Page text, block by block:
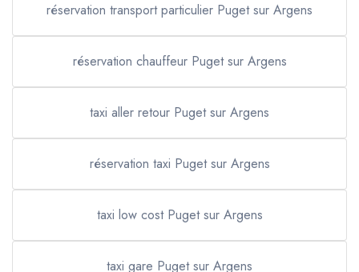
réservation transport particulier Puget sur Argens
réservation chauffeur Puget sur Argens
taxi aller retour Puget sur Argens
réservation taxi Puget sur Argens
taxi low cost Puget sur Argens
taxi gare Puget sur Argens